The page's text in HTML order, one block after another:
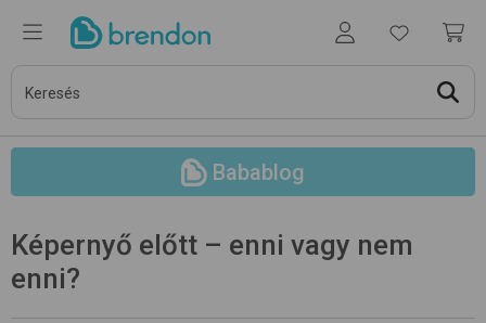
Babablog
Képernyő előtt – enni vagy nem
enni?